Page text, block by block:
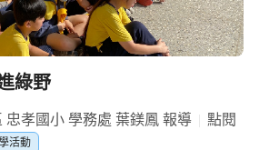
綠野
忠孝國小 學務處 葉鎂鳳 報導
點閱
活動